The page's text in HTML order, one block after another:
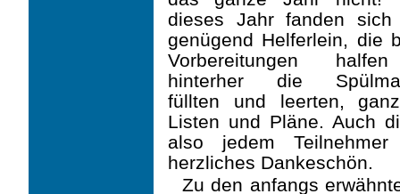
dieses Jahr fanden sich
genügend Helferlein, die
Vorbereitungen
hinterher die
füllten und leerten,
Listen und Pläne. Auch
also jedem
herzliches Dankeschön.
Zu den anfangs